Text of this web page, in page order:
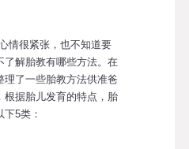
很紧张，也不知道要
了解胎教有哪些方法。在
理了一些胎教方法供准爸
根据胎儿发育的特点，胎
5类：